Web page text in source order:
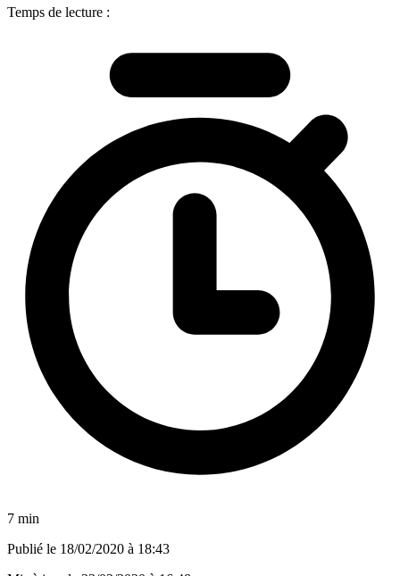
Temps de lecture :
7 min
Publié le 18/02/2020 à 18:43